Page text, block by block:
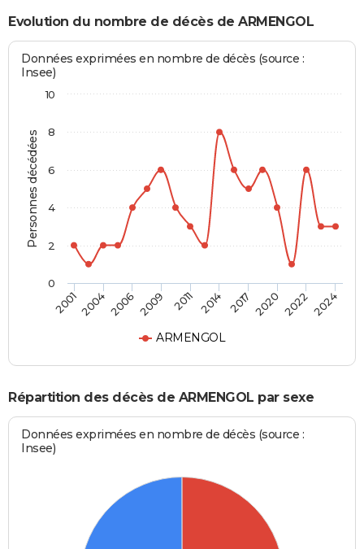
Evolution du nombre de décès de ARMENGOL
Personnes décédées
Données exprimées en nombre de décès (source :
Insee)
ARMENGOL
2001200420062009 2011 2014 2017 2020 20222024
0
2
4
6
8
10
Répartition des décès de ARMENGOL par sexe
Données exprimées en nombre de décès (source :
Insee)